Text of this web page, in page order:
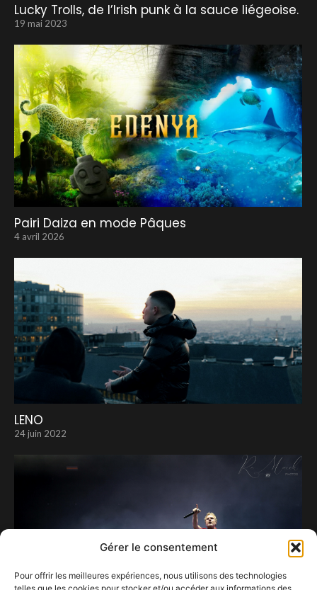
Gérer le consentement
Pour offrir les meilleures expériences, nous utilisons des technologies
Lucky Trolls, de l’Irish punk à la sauce liégeoise.
19 mai 2023
Pairi Daiza en mode Pâques
4 avril 2026
LENO
24 juin 2022